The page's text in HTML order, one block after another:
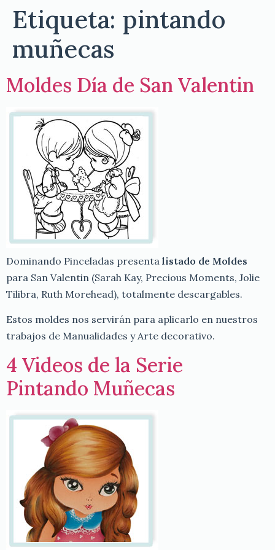
Etiqueta: pintando
muñecas
Moldes Día de San Valentin
Dominando Pinceladas presenta listado de Moldes
para San Valentin (Sarah Kay, Precious Moments, Jolie
Tilibra, Ruth Morehead), totalmente descargables.
Estos moldes nos servirán para aplicarlo en nuestros
trabajos de Manualidades y Arte decorativo.
4 Videos de la Serie
Pintando Muñecas